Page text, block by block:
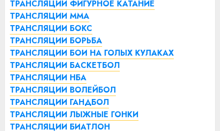
ТРАНСЛЯЦИИ ФИГУРНОЕ КАТАНИЕ
ТРАНСЛЯЦИИ ММА
ТРАНСЛЯЦИИ БОКС
ТРАНСЛЯЦИИ БОРЬБА
ТРАНСЛЯЦИИ БОИ НА ГОЛЫХ КУЛАКАХ
ТРАНСЛЯЦИИ БАСКЕТБОЛ
ТРАНСЛЯЦИИ НБА
ТРАНСЛЯЦИИ ВОЛЕЙБОЛ
ТРАНСЛЯЦИИ ГАНДБОЛ
ТРАНСЛЯЦИИ ЛЫЖНЫЕ ГОНКИ
ТРАНСЛЯЦИИ БИАТЛОН